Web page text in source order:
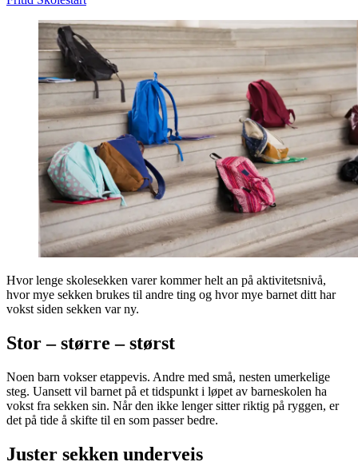
Hvor lenge skolesekken varer kommer helt an på aktivitetsnivå,
hvor mye sekken brukes til andre ting og hvor mye barnet ditt har
vokst siden sekken var ny.
Stor – større – størst
Noen barn vokser etappevis. Andre med små, nesten umerkelige
steg. Uansett vil barnet på et tidspunkt i løpet av barneskolen ha
vokst fra sekken sin. Når den ikke lenger sitter riktig på ryggen, er
det på tide å skifte til en som passer bedre.
Juster sekken underveis